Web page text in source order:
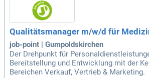
Qualitätsmanager m/w/d für
job-point | Gumpoldskirchen
Der Drehpunkt für
Bereitstellung und Entwicklung mit der
Bereichen Verkauf, Vertrieb & Marketing.